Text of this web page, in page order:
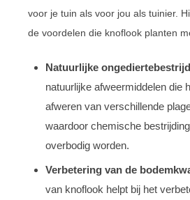
voor je tuin als voor jou als tuinier.
de voordelen die knoflook planten
Natuurlijke
natuurlijke afweermiddelen die
afweren van verschillende
waardoor chemische
overbodig worden.
Verbetering van de
van knoflook helpt bij het